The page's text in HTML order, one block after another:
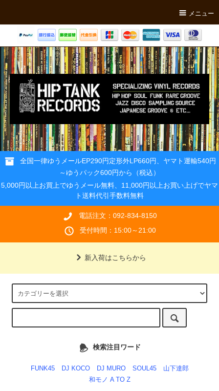
メニュー
全国一律ゆうメールEP290円定形外LP660円、ヤマト運輸540円
～ゆうパック600円から（税込）
5,000円以上お買上でゆうメール無料、11,000円以上お買い上げでヤマ
ト送料代引手数料無料
電話注文：092-834-8150
受付時間：15:00～21:00
新入荷はこちらから
検索注目ワード
FUNK45 DJ KOCO DJ MURO SOUL45
山下達郎
和モノ A TO Z